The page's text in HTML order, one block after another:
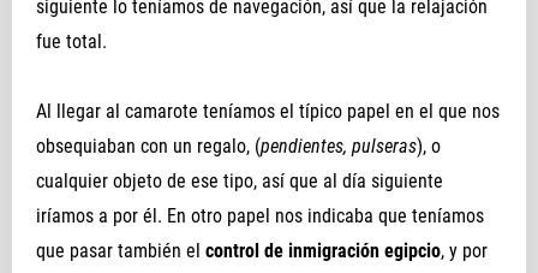
siguiente lo teníamos de navegación, así que la relajación
fue total.
Al llegar al camarote teníamos el típico papel en el que nos
obsequiaban con un regalo, (pendientes, pulseras), o
cualquier objeto de ese tipo, así que al día siguiente
iríamos a por él. En otro papel nos indicaba que teníamos
que pasar también el control de inmigración egipcio, y por